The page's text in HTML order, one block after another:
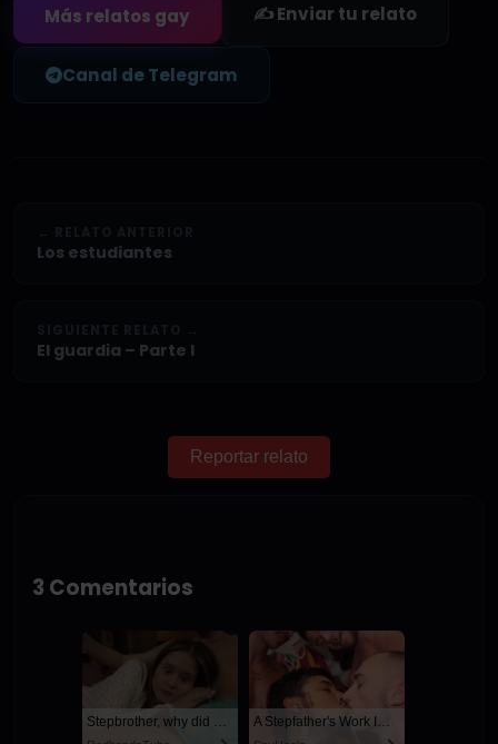
Más relatos gay ✍️ Enviar tu relato
Canal de Telegram
Los estudiantes
El guardia – Parte I
Reportar relato
3 Comentarios
Stepbrother, why did you show me your dick? Now I want to fuck you with my wet pussy A Stepfather's Work Is Never Done